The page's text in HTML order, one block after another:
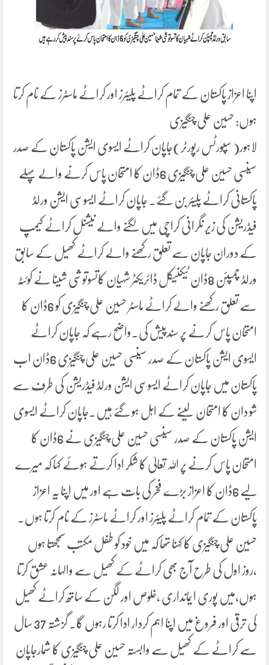
اپنا اعزاز پاکستان کے تمام کراٹے پلیئرز اور کراٹے ماسٹرز کے نام کرتا
ہوں: حسین علی چنگیزی
لاہور( سپورٹس رپورٹر)جاپان کراٹے ایسوی ایشن پاکستان کے صدر
سینسی حسین علی چنگیزی 6ڈان کا امتحان پاس کرنے والے پہلے
پاکستانی کراٹے پلیئر بن گئے۔ جاپان کراٹے ایسوسی ایشن ورلڈ
فیڈریشن کی زیر نگرانی کراچی میں لگنے والے نیشنل کراٹے کیمپ
کے دوران جاپان سے تعلق رکھنے والے کراٹے کھیل کے سابق
ورلڈ چمپئن 8ڈان ٹیکنیکل ڈائریکٹر شہیان کاتسوتوشی شینا نے کوئٹہ
سے تعلق رکھنے والے کراٹے ماسٹر حسین علی چنگیزی کو 6ڈان کا
امتحان پاس کرنے پر سندپیش کی۔واضح رہے کہ جاپان کراٹے
ایسوی ایشن پاکستان کے صدر سینسی حسین علی چنگیزی 6ڈان اب
پاکستان میں جاپان کراٹے ایسوسی ایشن ورلڈ فیڈریشن کی طرف سے
شو دان کا امتحان لینے کے اہل ہو گئے ہیں۔جاپان کراٹے ایسوی
ایشن پاکستان کے صدر سینسی حسین علی چنگیزی نے 6ڈان کا
امتحان پاس کرنے پر اللہ تعالیٰ کا شکر ادا کرتے ہوئے کہا کہ میرے
لیے 6ڈان کا اعزاز بڑے فخر کی بات ہے اور میں اپنا یہ اعزاز
پاکستان کے تمام کراٹے پلیئرز اور کراٹے ماسٹرز کے نام کرتا ہوں۔
حسین علی چنگیزی کا کہنا تھا کہ میں خود کو طفل مکتب سمجھتا ہوں
،روز اول کی طرح آج بھی کراٹے کے کھیل سے والہانہ عشق کرتا
ہوں،میں پوری ایمانداری ،خلوص اور لگن کے ساتھ کراٹے کھیل
کی ترقی اور فروغ میں اپنا اہم کردار ادا کرتا رہوں گا۔ گزشتہ 37 سال
سے کراٹے کے کھیل سے وابستہ حسین علی چنگیزی کا شمارجاپان